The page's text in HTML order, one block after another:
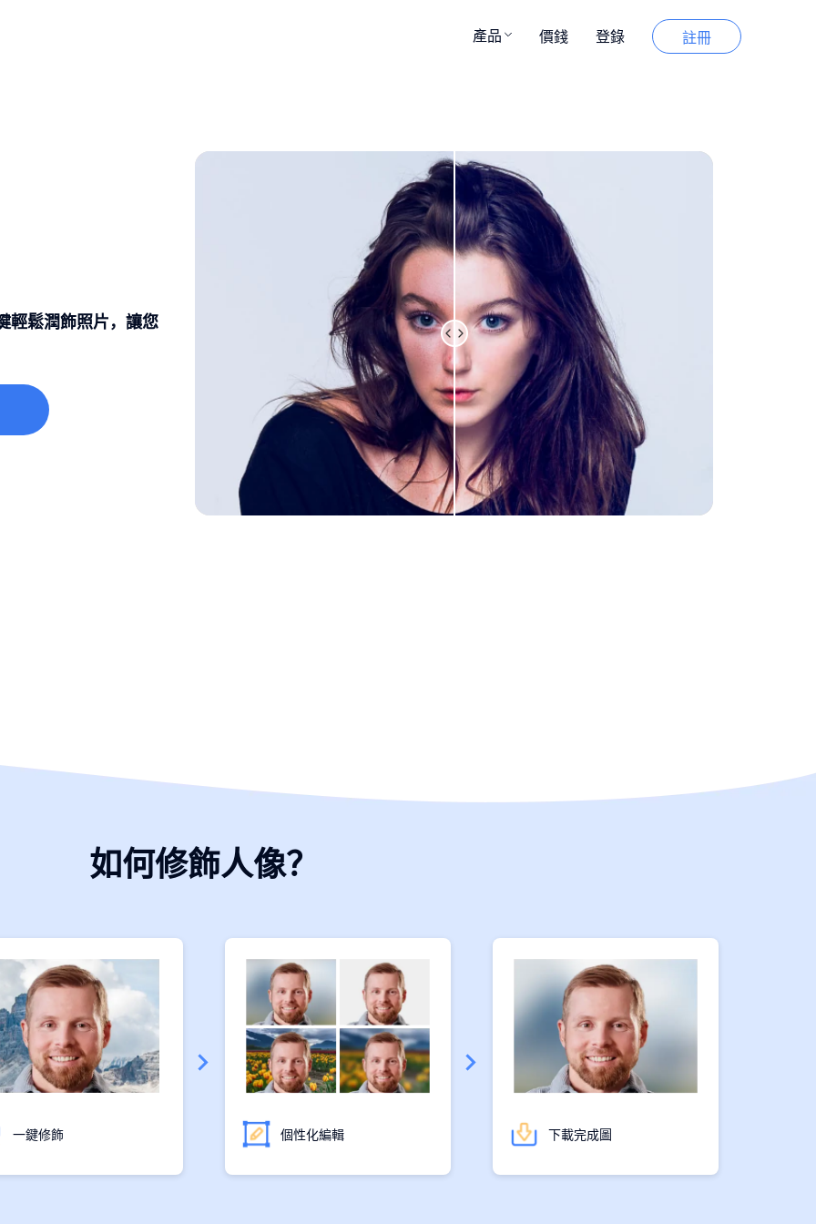
產品 價錢 登錄 註冊
輕鬆潤飾照片，讓您
如何修飾人像？
一鍵修飾 個性化編輯 下載完成圖